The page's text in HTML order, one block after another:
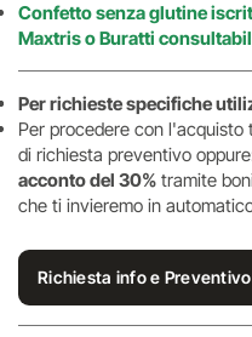
Confetto senza glutine
Maxtris o Buratti
Per richieste specifiche
Per procedere con
di richiesta preventivo
acconto del 30% tramite
che ti invieremo in
Richiesta info e Preventivo